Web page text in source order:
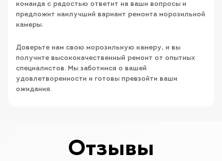
команда с радостью ответит на ваши вопросы и
предложит наилучший вариант ремонта морозильной
камеры.
Доверьте нам свою морозильную камеру, и вы
получите высококачественный ремонт от опытных
специалистов. Мы заботимся о вашей
удовлетворенности и готовы превзойти ваши
ожидания.
Отзывы